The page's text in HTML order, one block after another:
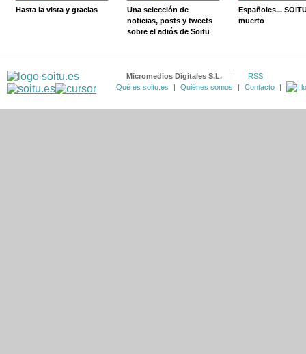
Hasta la vista y gracias
Una selección de
noticias, posts y tweets
sobre el adiós de Soitu
Españoles...
muerto
Micromedios Digitales S.L. |
RSS
Qué es soitu.es
| Quiénes somos | Contacto |